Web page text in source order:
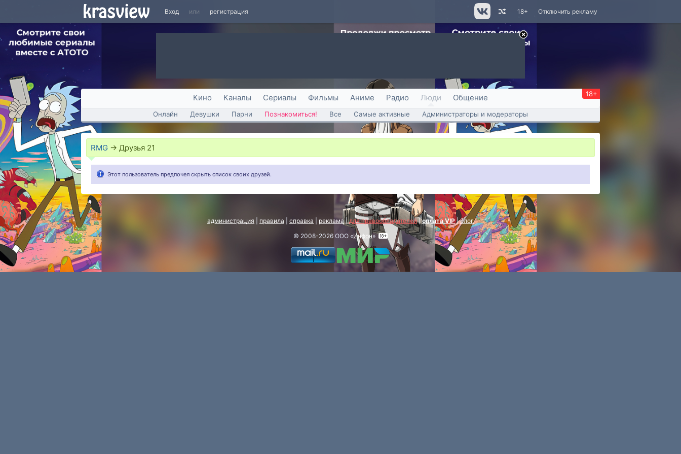
Вход или регистрация Отключить рекламу
18+
Кино Каналы Сериалы Фильмы Аниме Радио Люди Общение 18+
Онлайн Девушки Парни Познакомиться! Все Самые активные Администраторы и модераторы
RMG → Друзья 21
Этот пользователь предпочел скрыть список своих друзей.
администрация правила справка реклама|для правообладателей|оплата VIP|блог
© 2008-2026 ООО «Инфон»